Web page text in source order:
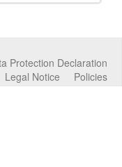
Protection Declaration
Policies
Legal Notice